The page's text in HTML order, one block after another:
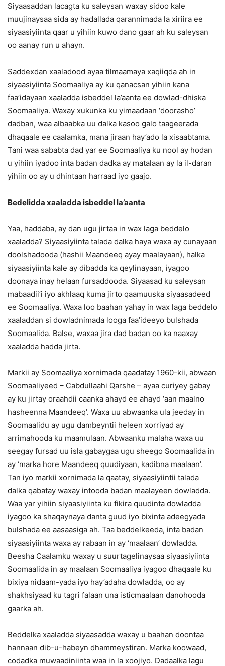
Siyaasaddan lacagta ku saleysan waxay sidoo kale
muujinaysaa sida ay hadallada qarannimada la xiriira ee
siyaasiyiinta qaar u yihiin kuwo dano gaar ah ku saleysan
oo aanay run u ahayn.
Saddexdan xaaladood ayaa tilmaamaya xaqiiqda ah in
siyaasiyiinta Soomaaliya ay ku qanacsan yihiin kana
faa’idayaan xaaladda isbeddel la’aanta ee dowlad-dhiska
Soomaaliya. Waxay xukunka ku yimaadaan ‘doorasho’
dadban, waa albaabka uu dalka kasoo galo taageerada
dhaqaale ee caalamka, mana jiraan hay’ado la xisaabtama.
Tani waa sababta dad yar ee Soomaaliya ku nool ay hodan
u yihiin iyadoo inta badan dadka ay matalaan ay la il-daran
yihiin oo ay u dhintaan harraad iyo gaajo.
Bedelidda xaaladda isbeddel la’aanta
Yaa, haddaba, ay dan ugu jirtaa in wax laga beddelo
xaaladda? Siyaasiyiinta talada dalka haya waxa ay cunayaan
doolshadooda (hashii Maandeeq ayay maalayaan), halka
siyaasiyiinta kale ay dibadda ka qeylinayaan, iyagoo
doonaya inay helaan fursaddooda. Siyaasad ku saleysan
mabaadii’i iyo akhlaaq kuma jirto qaamuuska siyaasadeed
ee Soomaaliya. Waxa loo baahan yahay in wax laga beddelo
xaaladdan si dowladnimada looga faa’ideeyo bulshada
Soomaalida. Balse, waxaa jira dad badan oo ka naaxay
xaaladda hadda jirta.
Markii ay Soomaaliya xornimada qaadatay 1960-kii, abwaan
Soomaaliyeed – Cabdullaahi Qarshe – ayaa curiyey gabay
ay ku jirtay oraahdii caanka ahayd ee ahayd ‘aan maalno
hasheenna Maandeeq’. Waxa uu abwaanka ula jeeday in
Soomaalidu ay ugu dambeyntii heleen xorriyad ay
arrimahooda ku maamulaan. Abwaanku malaha waxa uu
seegay fursad uu isla gabaygaa ugu sheego Soomaalida in
ay ‘marka hore Maandeeq quudiyaan, kadibna maalaan’.
Tan iyo markii xornimada la qaatay, siyaasiyiintii talada
dalka qabatay waxay intooda badan maalayeen dowladda.
Waa yar yihiin siyaasiyiinta ku fikira quudinta dowladda
iyagoo ka shaqaynaya danta guud iyo bixinta adeegyada
bulshada ee aasaasiga ah. Taa beddelkeeda, inta badan
siyaasiyiinta waxa ay rabaan in ay ‘maalaan’ dowladda.
Beesha Caalamku waxay u suurtagelinaysaa siyaasiyiinta
Soomaalida in ay maalaan Soomaaliya iyagoo dhaqaale ku
bixiya nidaam-yada iyo hay’adaha dowladda, oo ay
shakhsiyaad ku tagri falaan una isticmaalaan danohooda
gaarka ah.
Beddelka xaaladda siyaasadda waxay u baahan doontaa
hannaan dib-u-habeyn dhammeystiran. Marka koowaad,
codadka muwaadiniinta waa in la xoojiyo. Dadaalka lagu